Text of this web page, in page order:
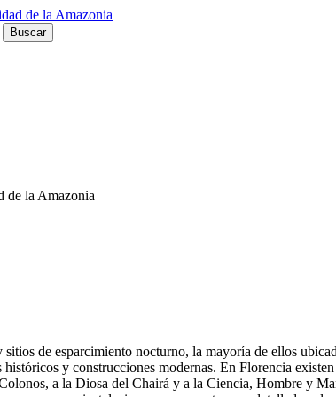
Buscar
de la Amazonia
de esparcimiento nocturno, la mayoría de ellos
y construcciones modernas. En Florencia
a la Diosa del Chairá y a la Ciencia, Hombre y